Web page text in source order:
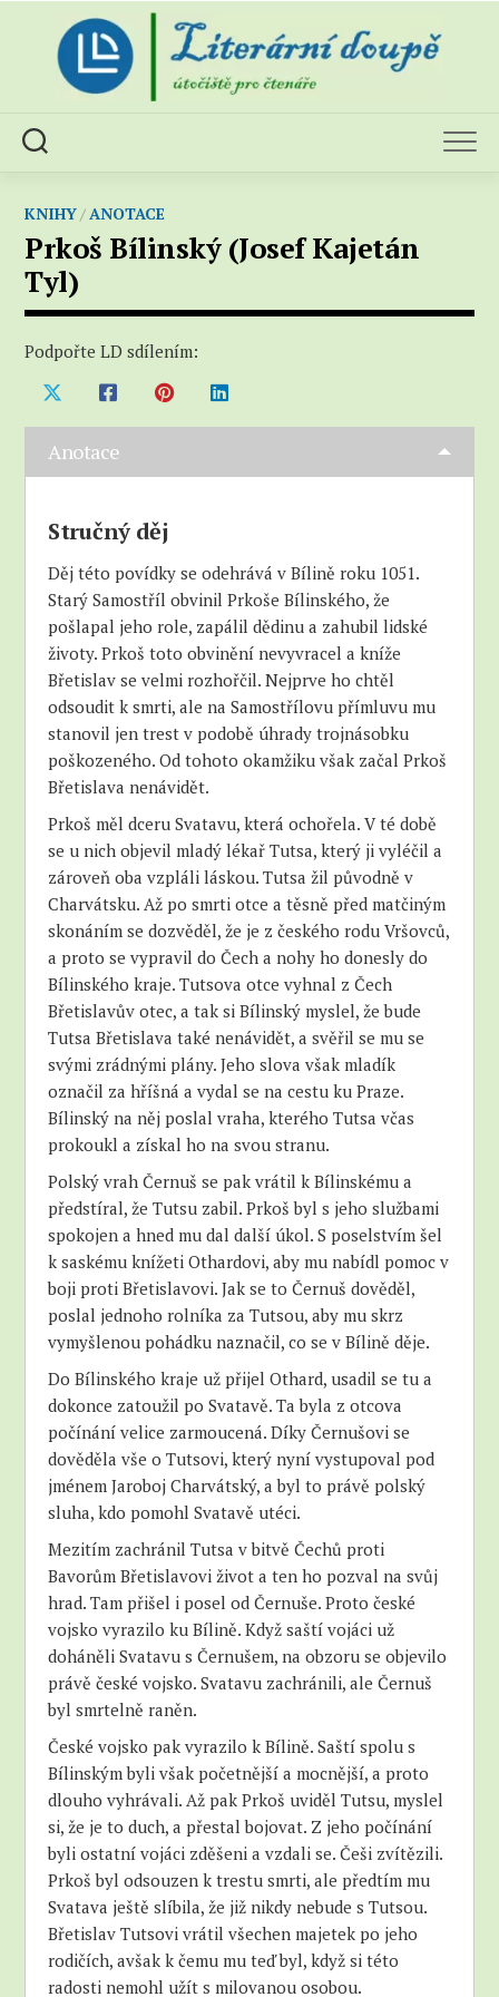
content
KNIHY/ANOTACE
Prkoš Bílinský (Josef Kajetán
Tyl)
Podpořte LD sdílením:
Anotace
Stručný děj
Děj této povídky se odehrává v Bílině roku 1051.
Starý Samostříl obvinil Prkoše Bílinského, že
pošlapal jeho role, zapálil dědinu a zahubil lidské
životy. Prkoš toto obvinění nevyvracel a kníže
Břetislav se velmi rozhořčil. Nejprve ho chtěl
odsoudit k smrti, ale na Samostřílovu přímluvu mu
stanovil jen trest v podobě úhrady trojnásobku
poškozeného. Od tohoto okamžiku však začal Prkoš
Břetislava nenávidět.
Prkoš měl dceru Svatavu, která ochořela. V té době
se u nich objevil mladý lékař Tutsa, který ji vyléčil a
zároveň oba vzpláli láskou. Tutsa žil původně v
Charvátsku. Až po smrti otce a těsně před matčiným
skonáním se dozvěděl, že je z českého rodu Vršovců,
a proto se vypravil do Čech a nohy ho donesly do
Bílinského kraje. Tutsova otce vyhnal z Čech
Břetislavův otec, a tak si Bílinský myslel, že bude
Tutsa Břetislava také nenávidět, a svěřil se mu se
svými zrádnými plány. Jeho slova však mladík
označil za hříšná a vydal se na cestu ku Praze.
Bílinský na něj poslal vraha, kterého Tutsa včas
prokoukl a získal ho na svou stranu.
Polský vrah Černuš se pak vrátil k Bílinskému a
předstíral, že Tutsu zabil. Prkoš byl s jeho službami
spokojen a hned mu dal další úkol. S poselstvím šel
k saskému knížeti Othardovi, aby mu nabídl pomoc v
boji proti Břetislavovi. Jak se to Černuš dověděl,
poslal jednoho rolníka za Tutsou, aby mu skrz
vymyšlenou pohádku naznačil, co se v Bílině děje.
Do Bílinského kraje už přijel Othard, usadil se tu a
dokonce zatoužil po Svatavě. Ta byla z otcova
počínání velice zarmoucená. Díky Černušovi se
dověděla vše o Tutsovi, který nyní vystupoval pod
jménem Jaroboj Charvátský, a byl to právě polský
sluha, kdo pomohl Svatavě utéci.
Mezitím zachránil Tutsa v bitvě Čechů proti
Bavorům Břetislavovi život a ten ho pozval na svůj
hrad. Tam přišel i posel od Černuše. Proto české
vojsko vyrazilo ku Bílině. Když saští vojáci už
doháněli Svatavu s Černušem, na obzoru se objevilo
právě české vojsko. Svatavu zachránili, ale Černuš
byl smrtelně raněn.
České vojsko pak vyrazilo k Bílině. Saští spolu s
Bílinským byli však početnější a mocnější, a proto
dlouho vyhrávali. Až pak Prkoš uviděl Tutsu, myslel
si, že je to duch, a přestal bojovat. Z jeho počínání
byli ostatní vojáci zděšeni a vzdali se. Češi zvítězili.
Prkoš byl odsouzen k trestu smrti, ale předtím mu
Svatava ještě slíbila, že již nikdy nebude s Tutsou.
Břetislav Tutsovi vrátil všechen majetek po jeho
rodičích, avšak k čemu mu teď byl, když si této
radosti nemohl užít s milovanou osobou.